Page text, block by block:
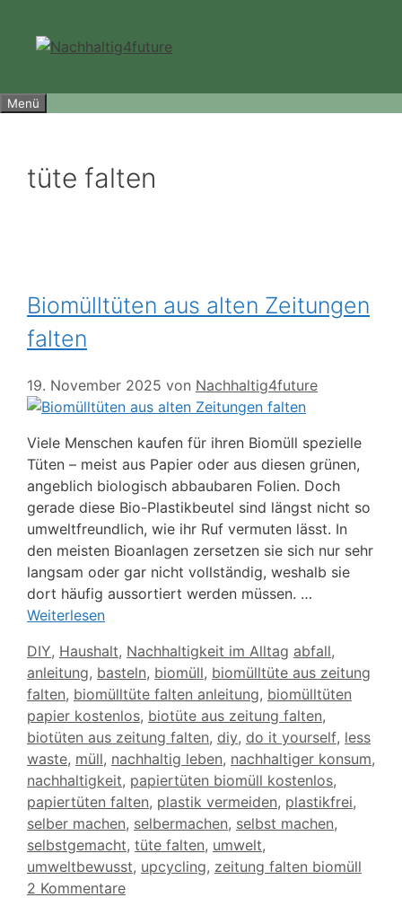
springen
Menü
tüte falten
Biomülltüten aus alten Zeitungen
falten
19. November 2025 von Nachhaltig4future
Viele Menschen kaufen für ihren Biomüll spezielle
Tüten – meist aus Papier oder aus diesen grünen,
angeblich biologisch abbaubaren Folien. Doch
gerade diese Bio-Plastikbeutel sind längst nicht so
umweltfreundlich, wie ihr Ruf vermuten lässt. In
den meisten Bioanlagen zersetzen sie sich nur sehr
langsam oder gar nicht vollständig, weshalb sie
dort häufig aussortiert werden müssen. …
Weiterlesen
Kategorien
DIY, Haushalt, Nachhaltigkeit im Alltag Schlagwörter
abfall,
anleitung, basteln, biomüll, biomülltüte aus zeitung
falten, biomülltüte falten anleitung, biomülltüten
papier kostenlos, biotüte aus zeitung falten,
biotüten aus zeitung falten, diy, do it yourself, less
waste, müll, nachhaltig leben, nachhaltiger konsum,
nachhaltigkeit, papiertüten biomüll kostenlos,
papiertüten falten, plastik vermeiden, plastikfrei,
selber machen, selbermachen, selbst machen,
selbstgemacht, tüte falten, umwelt,
umweltbewusst, upcycling, zeitung falten biomüll
2 Kommentare